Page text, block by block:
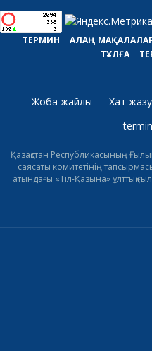
ТЕРМИН АЛАҢ
ТҰЛҒА
Жоба жайлы Хат жазу
Қазақстан Республикасының
саясаты комитетінің
атындағы «Тіл-Қазына» ұлттық